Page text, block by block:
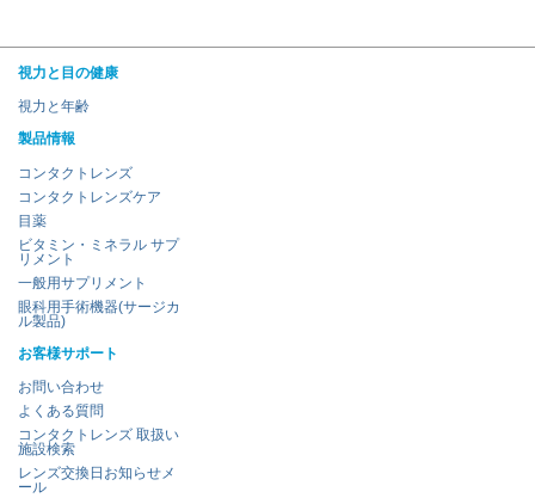
視力と目の健康
視力と年齢
製品情報
コンタクトレンズ
コンタクトレンズケア
目薬
ビタミン・ミネラル サプ
リメント
一般用サプリメント
眼科用手術機器(サージカ
ル製品)
お客様サポート
お問い合わせ
よくある質問
コンタクトレンズ 取扱い
施設検索
レンズ交換日お知らせメ
ール